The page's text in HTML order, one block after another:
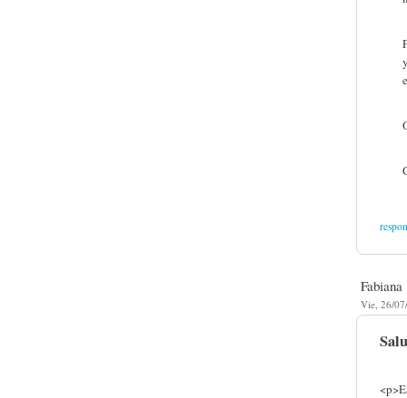
Fabiana
Vie, 26/